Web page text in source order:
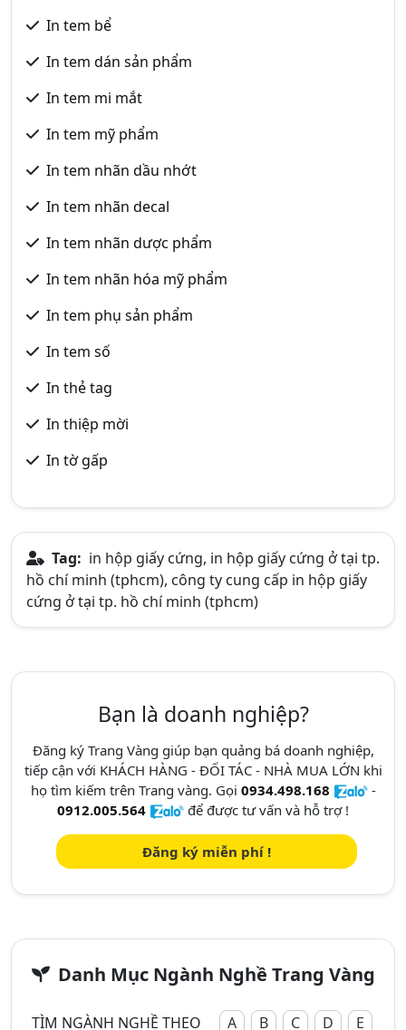
In tem bể
In tem dán sản phẩm
In tem mi mắt
In tem mỹ phẩm
In tem nhãn dầu nhớt
In tem nhãn decal
In tem nhãn dược phẩm
In tem nhãn hóa mỹ phẩm
In tem phụ sản phẩm
In tem số
In thẻ tag
In thiệp mời
In tờ gấp
Tag: in hộp giấy cứng, in hộp giấy cứng ở tại tp.
hồ chí minh (tphcm), công ty cung cấp in hộp giấy
cứng ở tại tp. hồ chí minh (tphcm)
Bạn là doanh nghiệp?
Đăng ký Trang Vàng giúp bạn quảng bá doanh nghiệp,
tiếp cận với KHÁCH HÀNG - ĐỐI TÁC - NHÀ MUA LỚN khi
họ tìm kiếm trên Trang vàng. Gọi 0934.498.168
-
0912.005.564
để được tư vấn và hỗ trợ !
Đăng ký miễn phí !
Danh Mục Ngành Nghề Trang Vàng
TÌM NGÀNH NGHỀ THEO A B C D E